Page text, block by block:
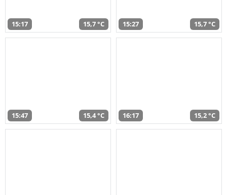
15:17 15,7 °C 15:27 15,7 °C
15:47 15,4 °C 16:17 15,2 °C